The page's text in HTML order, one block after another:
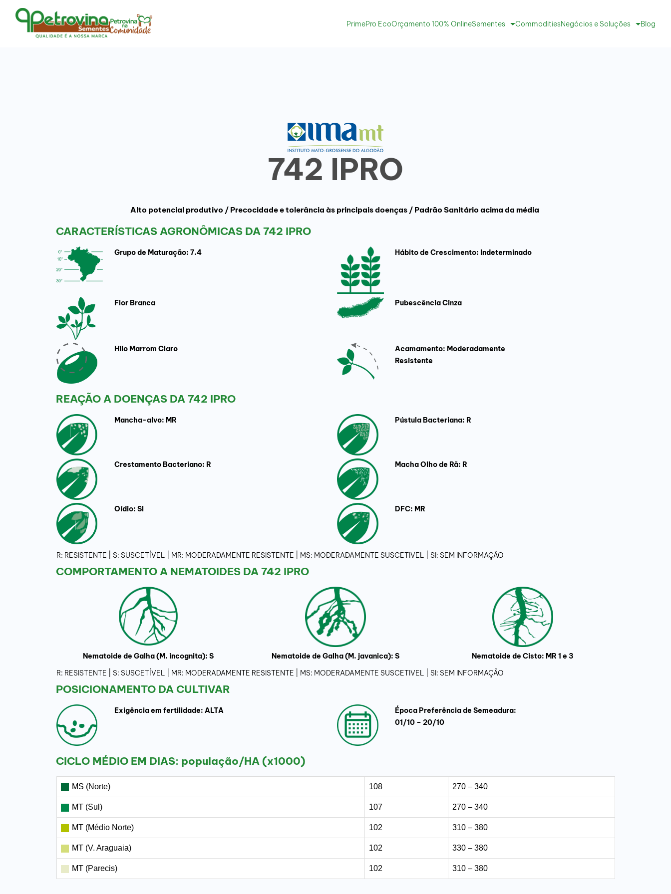
PrimePro EcoOrçamento 100% OnlineSementes CommoditiesNegócios e Soluções Blog
742 IPRO
Alto potencial produtivo / Precocidade e tolerância às principais doenças / Padrão Sanitário acima da média
CARACTERÍSTICAS AGRONÔMICAS DA 742 IPRO
Grupo de Maturação: 7.4 Hábito de Crescimento: Indeterminado
Flor Branca Pubescência Cinza
Hilo Marrom Claro
Acamamento: Moderadamente
Resistente
REAÇÃO A DOENÇAS DA 742 IPRO
Mancha-alvo: MR Pústula Bacteriana: R
Crestamento Bacteriano: R Macha Olho de Rã: R
Oídio: SI DFC: MR
R: RESISTENTE | S: SUSCETÍVEL | MR: MODERADAMENTE RESISTENTE | MS: MODERADAMENTE SUSCETIVEL | SI: SEM INFORMAÇÃO
COMPORTAMENTO A NEMATOIDES DA 742 IPRO
Nematoide de Galha (M. incognita): S Nematoide de Galha (M. javanica): S
Nematoide de Cisto: MR 1 e 3
R: RESISTENTE | S: SUSCETÍVEL | MR: MODERADAMENTE RESISTENTE | MS: MODERADAMENTE SUSCETIVEL | SI: SEM INFORMAÇÃO
POSICIONAMENTO DA CULTIVAR
Exigência em fertilidade: ALTA
Época Preferência de Semeadura:
01/10 – 20/10
CICLO MÉDIO EM DIAS: população/HA (x1000)
MS (Norte) 108 270 – 340
MT (Sul) 107 270 – 340
MT (Médio Norte) 102 310 – 380
MT (V. Araguaia) 102 330 – 380
MT (Parecis) 102 310 – 380